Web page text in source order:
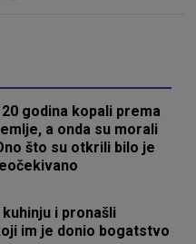
godina kopali prema
a onda su morali
što su otkrili bilo je
i pronašli
im je donio bogatstvo